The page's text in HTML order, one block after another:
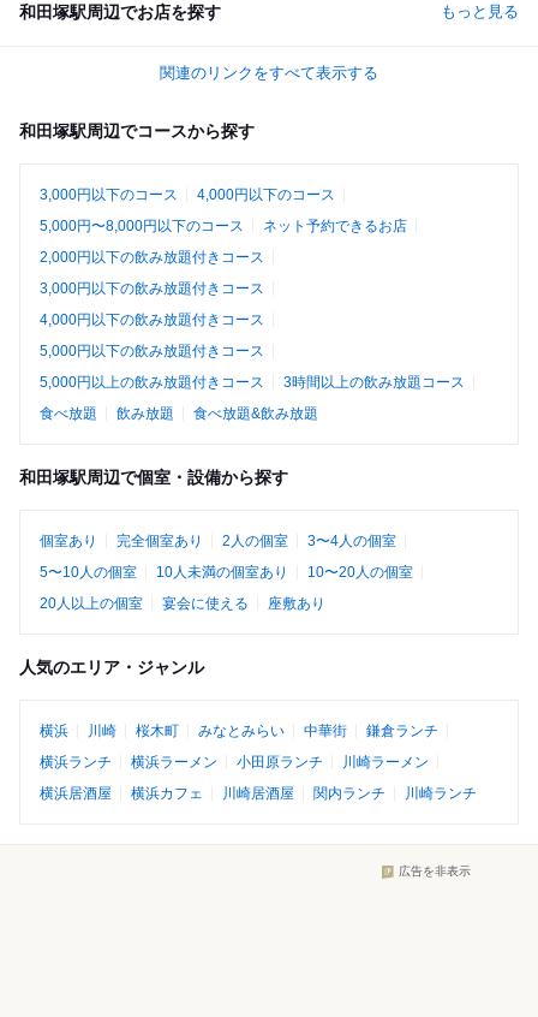
和田塚駅周辺でお店を探す もっと見る
関連のリンクをすべて表示する
和田塚駅周辺でコースから探す
3,000円以下のコース
4,000円以下のコース
5,000円〜8,000円以下のコース
ネット予約できるお店
2,000円以下の飲み放題付きコース
3,000円以下の飲み放題付きコース
4,000円以下の飲み放題付きコース
5,000円以下の飲み放題付きコース
5,000円以上の飲み放題付きコース
3時間以上の飲み放題コース
食べ放題
飲み放題 食べ放題&飲み放題
和田塚駅周辺で個室・設備から探す
個室あり 完全個室あり 2人の個室
3〜4人の個室
5〜10人の個室
10人未満の個室あり
10〜20人の個室
20人以上の個室
宴会に使える 座敷あり
人気のエリア・ジャンル
横浜 川崎 桜木町 みなとみらい 中華街
鎌倉ランチ
横浜ランチ
横浜ラーメン 小田原ランチ
川崎ラーメン
横浜居酒屋
横浜カフェ 川崎居酒屋 関内ランチ 川崎ランチ
広告を非表示